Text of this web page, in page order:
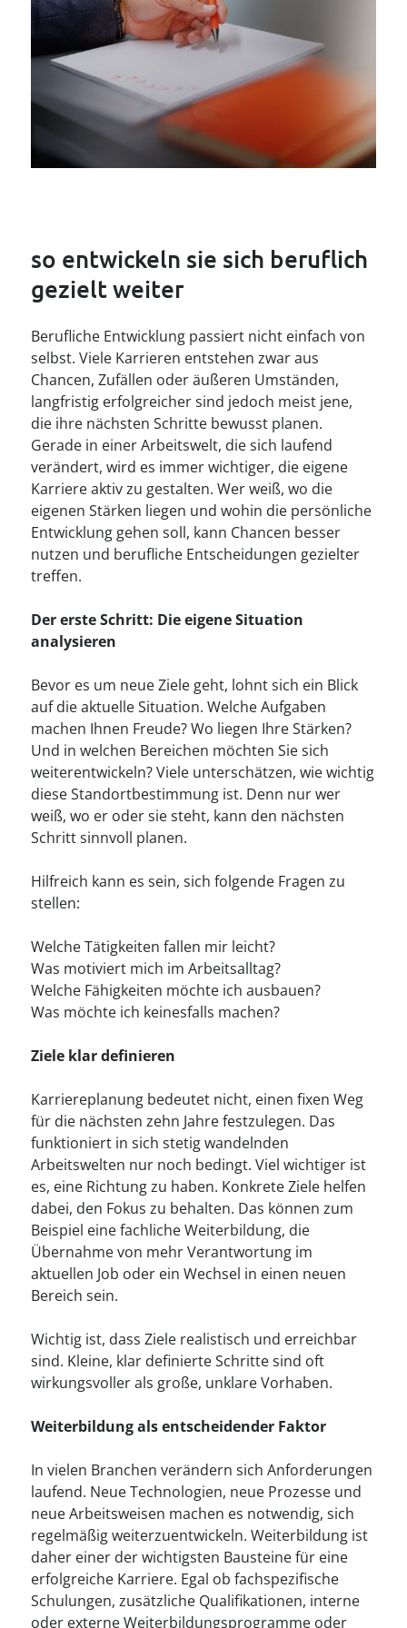
----
----
----
----
--
so entwickeln sie sich beruflich
gezielt weiter
Berufliche Entwicklung passiert nicht einfach von
selbst. Viele Karrieren entstehen zwar aus
Chancen, Zufällen oder äußeren Umständen,
langfristig erfolgreicher sind jedoch meist jene,
die ihre nächsten Schritte bewusst planen.
Gerade in einer Arbeitswelt, die sich laufend
verändert, wird es immer wichtiger, die eigene
Karriere aktiv zu gestalten. Wer weiß, wo die
eigenen Stärken liegen und wohin die persönliche
Entwicklung gehen soll, kann Chancen besser
nutzen und berufliche Entscheidungen gezielter
treffen.
Der erste Schritt: Die eigene Situation
analysieren
Bevor es um neue Ziele geht, lohnt sich ein Blick
auf die aktuelle Situation. Welche Aufgaben
machen Ihnen Freude? Wo liegen Ihre Stärken?
Und in welchen Bereichen möchten Sie sich
weiterentwickeln? Viele unterschätzen, wie wichtig
diese Standortbestimmung ist. Denn nur wer
weiß, wo er oder sie steht, kann den nächsten
Schritt sinnvoll planen.
Hilfreich kann es sein, sich folgende Fragen zu
stellen:
Welche Tätigkeiten fallen mir leicht?
Was motiviert mich im Arbeitsalltag?
Welche Fähigkeiten möchte ich ausbauen?
Was möchte ich keinesfalls machen?
Ziele klar definieren
Karriereplanung bedeutet nicht, einen fixen Weg
für die nächsten zehn Jahre festzulegen. Das
funktioniert in sich stetig wandelnden
Arbeitswelten nur noch bedingt. Viel wichtiger ist
es, eine Richtung zu haben. Konkrete Ziele helfen
dabei, den Fokus zu behalten. Das können zum
Beispiel eine fachliche Weiterbildung, die
Übernahme von mehr Verantwortung im
aktuellen Job oder ein Wechsel in einen neuen
Bereich sein.
Wichtig ist, dass Ziele realistisch und erreichbar
sind. Kleine, klar definierte Schritte sind oft
wirkungsvoller als große, unklare Vorhaben.
Weiterbildung als entscheidender Faktor
In vielen Branchen verändern sich Anforderungen
laufend. Neue Technologien, neue Prozesse und
neue Arbeitsweisen machen es notwendig, sich
regelmäßig weiterzuentwickeln. Weiterbildung ist
daher einer der wichtigsten Bausteine für eine
erfolgreiche Karriere. Egal ob fachspezifische
Schulungen, zusätzliche Qualifikationen, interne
oder externe Weiterbildungsprogramme oder